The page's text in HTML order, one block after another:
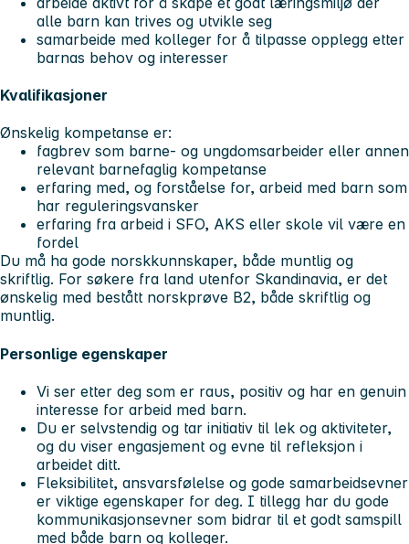
alle barn kan trives og utvikle seg
samarbeide med kolleger for å tilpasse opplegg etter
barnas behov og interesser
Kvalifikasjoner
Ønskelig kompetanse er:
fagbrev som barne- og ungdomsarbeider eller annen
relevant barnefaglig kompetanse
erfaring med, og forståelse for, arbeid med barn som
har reguleringsvansker
erfaring fra arbeid i SFO, AKS eller skole vil være en
fordel
Du må ha gode norskkunnskaper, både muntlig og
skriftlig. For søkere fra land utenfor Skandinavia, er det
ønskelig med bestått norskprøve B2, både skriftlig og
muntlig.
Personlige egenskaper
Vi ser etter deg som er raus, positiv og har en genuin
interesse for arbeid med barn.
Du er selvstendig og tar initiativ til lek og aktiviteter,
og du viser engasjement og evne til refleksjon i
arbeidet ditt.
Fleksibilitet, ansvarsfølelse og gode samarbeidsevner
er viktige egenskaper for deg. I tillegg har du gode
kommunikasjonsevner som bidrar til et godt samspill
med både barn og kolleger.